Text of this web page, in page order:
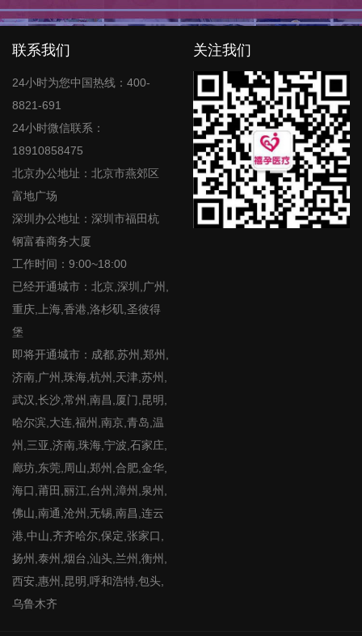
联系我们
24小时为您中国热线：400-
8821-691
24小时微信联系：
18910858475
北京办公地址：北京市燕郊区
富地广场
深圳办公地址：深圳市福田杭
钢富春商务大厦
工作时间：9:00~18:00
已经开通城市：北京,深圳,广州,
重庆,上海,香港,洛杉矶,圣彼得
堡
即将开通城市：成都,苏州,郑州,
济南,广州,珠海,杭州,天津,苏州,
武汉,长沙,常州,南昌,厦门,昆明,
哈尔滨,大连,福州,南京,青岛,温
州,三亚,济南,珠海,宁波,石家庄,
廊坊,东莞,周山,郑州,合肥,金华,
海口,莆田,丽江,台州,漳州,泉州,
佛山,南通,沧州,无锡,南昌,连云
港,中山,齐齐哈尔,保定,张家口,
扬州,泰州,烟台,汕头,兰州,衡州,
西安,惠州,昆明,呼和浩特,包头,
乌鲁木齐
关注我们